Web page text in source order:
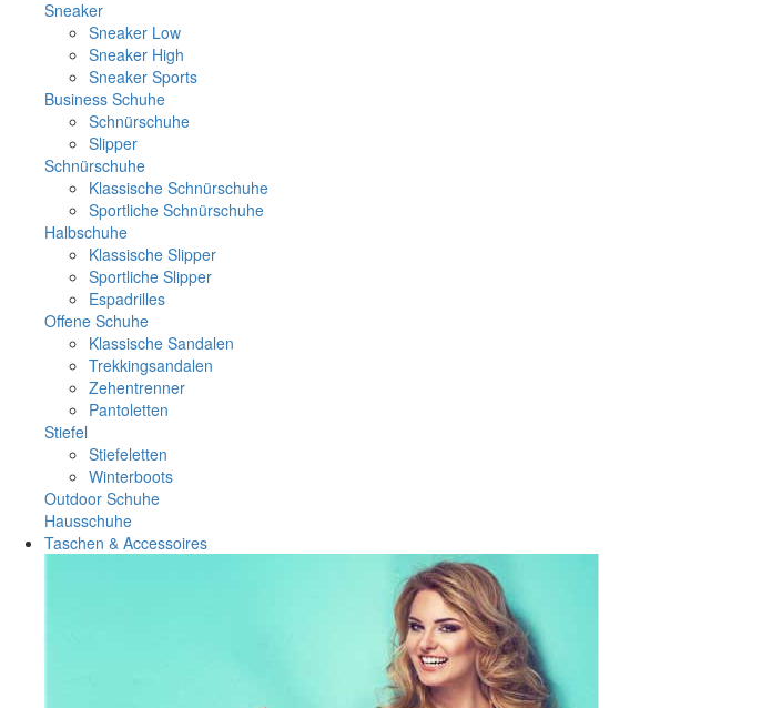
Sneaker
Sneaker Low
Sneaker High
Sneaker Sports
Business Schuhe
Schnürschuhe
Slipper
Schnürschuhe
Klassische Schnürschuhe
Sportliche Schnürschuhe
Halbschuhe
Klassische Slipper
Sportliche Slipper
Espadrilles
Offene Schuhe
Klassische Sandalen
Trekkingsandalen
Zehentrenner
Pantoletten
Stiefel
Stiefeletten
Winterboots
Outdoor Schuhe
Hausschuhe
Taschen & Accessoires